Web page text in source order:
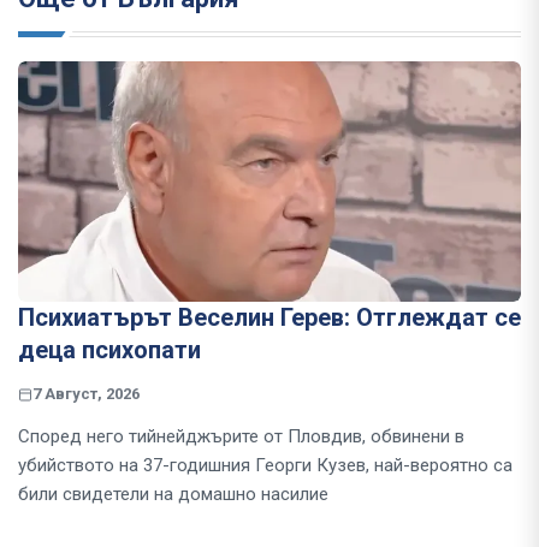
Психиатърът Веселин Герев: Отглеждат се
деца психопати
7 Август, 2026
Според него тийнейджърите от Пловдив, обвинени в
убийството на 37-годишния Георги Кузев, най-вероятно са
били свидетели на домашно насилие